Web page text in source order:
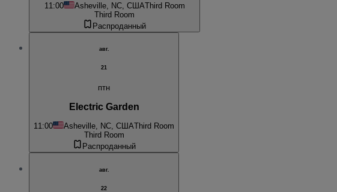
11:00 Asheville, NC, СШАThird Room
Third Room
Распроданный
авг.
21
птн
Electric Garden
11:00 Asheville, NC, СШАThird Room
Third Room
Распроданный
авг.
22